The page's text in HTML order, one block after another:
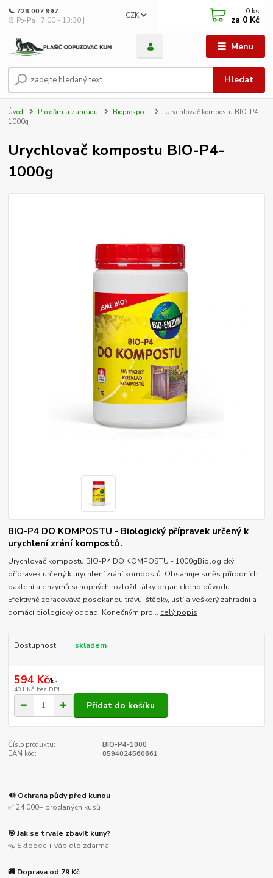
Menu
CZK
Hledat
📞 728 007 997
⏰ Po-Pá | 7:00 - 13:30 |
0 ks
za 0 Kč
Úvod Pro dům a zahradu Bioprospect
Urychlovač kompostu BIO-P4-
1000g
Urychlovač kompostu BIO-P4-
1000g
BIO-P4 DO KOMPOSTU - Biologický přípravek určený k
urychlení zrání kompostů.
Urychlovač kompostu BIO-P4 DO KOMPOSTU - 1000gBiologický
přípravek určený k urychlení zrání kompostů. Obsahuje směs přírodních
bakterií a enzymů schopných rozložit látky organického původu.
Efektivně zpracovává posekanou trávu, štěpky, listí a veškerý zahradní a
domácí biologický odpad. Konečným pro... celý popis
Dostupnost skladem
594 Kč/ks
491 Kč bez DPH
Přidat do košíku
Číslo produktu:
BIO-P4-1000
EAN kód:
8594024560661
🔊 Ochrana půdy před kunou
✅ 24 000+ prodaných kusů
🎯 Jak se trvale zbavit kuny?
🪤 Sklopec + vábidlo zdarma
🚚 Doprava od 79 Kč